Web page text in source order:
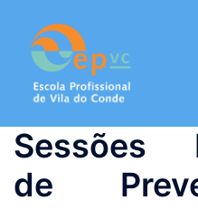
conteúdo
Sessões
de